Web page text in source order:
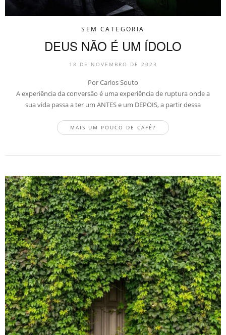
SEM CATEGORIA
DEUS NÃO É UM ÍDOLO
18 DE NOVEMBRO DE 2023
Por Carlos Souto
A experiência da conversão é uma experiência de ruptura onde a
sua vida passa a ter um ANTES e um DEPOIS, a partir dessa
MAIS UM POUCO DE CAFÉ?